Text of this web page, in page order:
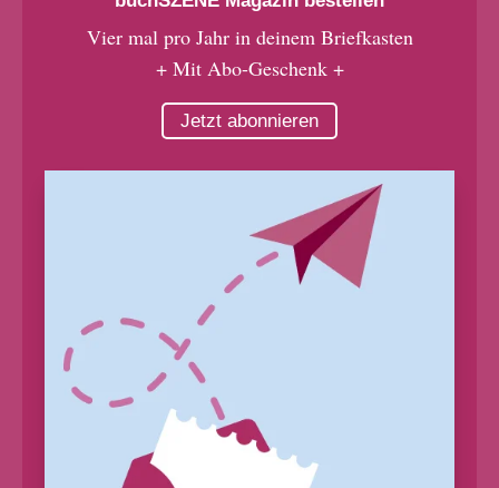
Vier mal pro Jahr in deinem Briefkasten
+ Mit Abo-Geschenk +
Jetzt abonnieren